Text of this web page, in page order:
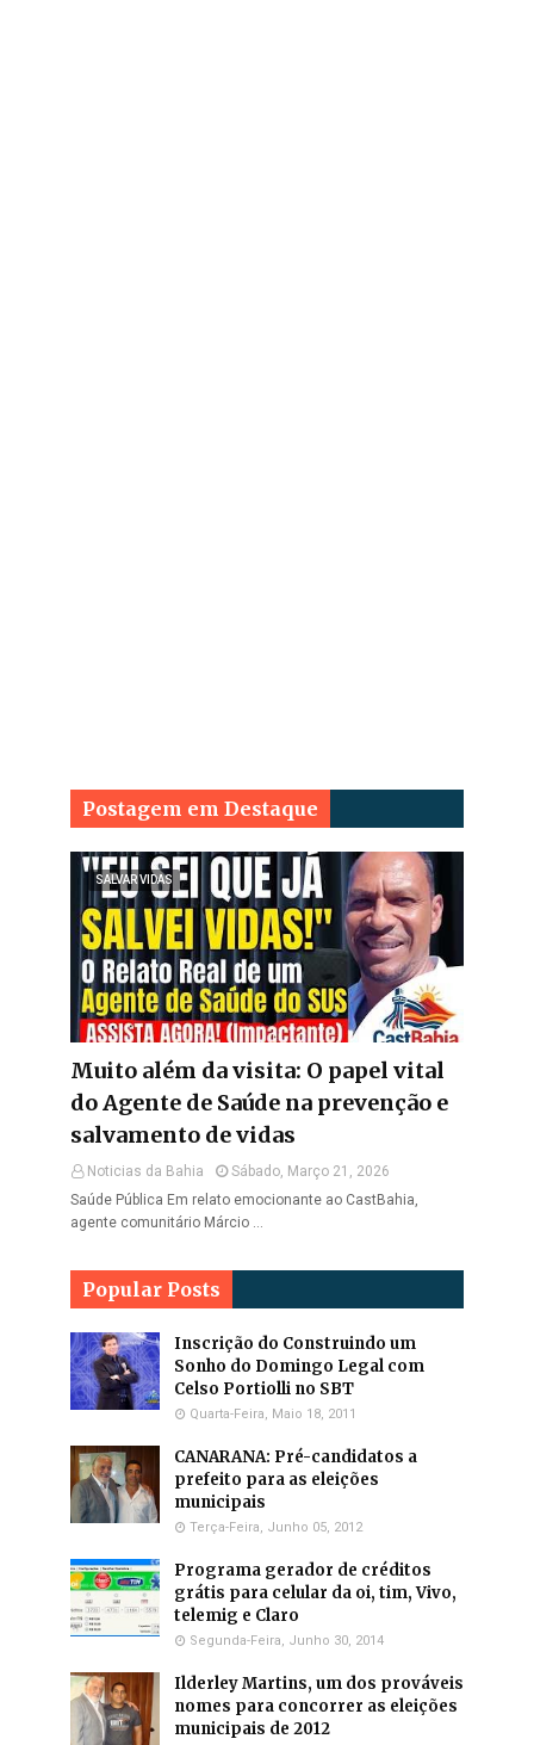
Postagem em Destaque
SALVAR VIDAS
Muito além da visita: O papel vital
do Agente de Saúde na prevenção e
salvamento de vidas
Noticias da Bahia
Sábado, Março 21, 2026
Saúde Pública Em relato emocionante ao CastBahia,
agente comunitário Márcio …
Popular Posts
Inscrição do Construindo um
Sonho do Domingo Legal com
Celso Portiolli no SBT
Quarta-Feira, Maio 18, 2011
CANARANA: Pré-candidatos a
prefeito para as eleições
municipais
Terça-Feira, Junho 05, 2012
Programa gerador de créditos
grátis para celular da oi, tim, Vivo,
telemig e Claro
Segunda-Feira, Junho 30, 2014
Ilderley Martins, um dos prováveis
nomes para concorrer as eleições
municipais de 2012